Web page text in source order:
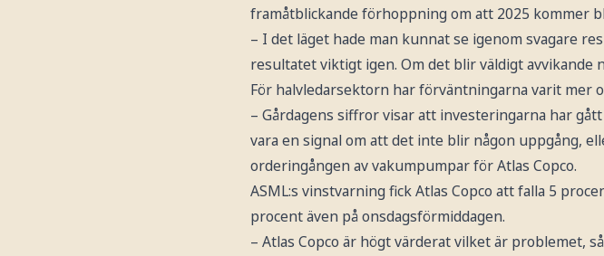
framåtblickande förhoppning om att 2025 kommer
– I det läget hade man kunnat se igenom svagare
resultatet viktigt igen. Om det blir väldigt avvikande
För halvledarsektorn har förväntningarna varit mer
– Gårdagens siffror visar att investeringarna har
vara en signal om att det inte blir någon uppgång,
orderingången av vakumpumpar för Atlas Copco.
ASML:s vinstvarning fick Atlas Copco att falla 5
procent även på onsdagsförmiddagen.
– Atlas Copco är högt värderat vilket är problemet,